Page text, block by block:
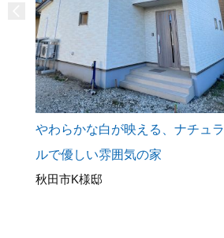
やわらかな白が映える、ナチュラ
ルで優しい雰囲気の家
秋田市K様邸